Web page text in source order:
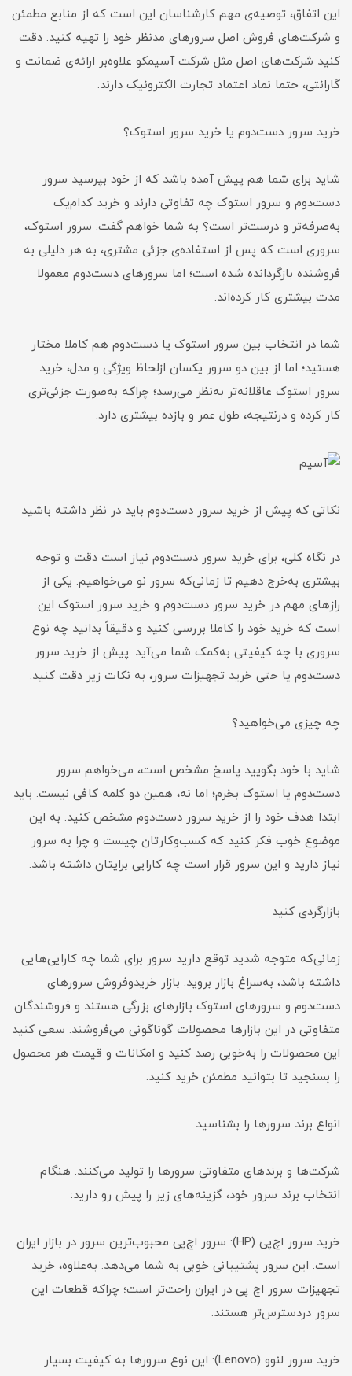
این اتفاق، توصیه‌ی مهم کارشناسان این است که از منابع مطمئن
و شرکت‌های فروش اصل سرور‌های مدنظر خود را تهیه کنید. دقت
کنید شرکت‌های اصل مثل شرکت آسیمکو علاوه‌بر ارائه‌ی ضمانت و
گارانتی، حتما نماد اعتماد تجارت الکترونیک دارند.
خرید سرور دست‌دوم یا خرید سرور استوک؟
شاید برای شما هم پیش آمده باشد که از خود بپرسید سرور
دست‌دوم و سرور استوک چه تفاوتی دارند و خرید کدام‌‌یک
به‌صرفه‌تر و درست‌تر است؟ به شما خواهم گفت. سرور‌ استوک،
سروری است که پس از استفاده‌ی جزئی مشتری، به هر دلیلی به
فروشنده بازگردانده شده است؛ اما سرور‌های دست‌دوم معمولا
مدت بیشتری کار کرده‌اند.
شما در انتخاب بین سرور استوک یا دست‌دوم هم کاملا مختار
هستید؛ اما از بین دو سرور یکسان ازلحاظ ویژگی و مدل، خرید
سرور استوک عاقلانه‌تر به‌نظر می‌رسد؛ چراکه به‌صورت جزئی‌تری
کار کرده و درنتیجه، طول عمر و بازده بیشتری دارد.
نکاتی که پیش از خرید سرور دست‌دوم باید در نظر داشته باشید
در نگاه کلی، برای خرید سرور دست‌دوم نیاز است دقت و توجه
بیشتری به‌خرج دهیم تا زمانی‌که سرور نو می‌خواهیم. یکی از
رازهای مهم در خرید سرور دست‌دوم و خرید سرور استوک این
است که خرید خود را کاملا بررسی کنید و دقیقاً بدانید چه نوع
سروری با چه کیفیتی به‌کمک شما می‌آید. پیش از خرید سرور
دست‌دوم یا حتی خرید تجهیزات سرور، به نکات زیر دقت کنید.
چه چیزی می‌خواهید؟
شاید با خود بگویید پاسخ مشخص است، می‌خواهم سرور
دست‌دوم یا استوک بخرم؛ اما نه، همین دو کلمه کافی نیست. باید
ابتدا هدف خود را از خرید سرور دست‌دوم مشخص کنید. به این
موضوع خوب فکر کنید که کسب‌و‌کارتان چیست و چرا به سرور
نیاز دارید و این سرور قرار است چه کارایی‌ برایتان داشته باشد.
بازارگردی کنید
زمانی‌که متوجه شدید توقع دارید سرور برای شما چه کارایی‌هایی
داشته باشد، به‌سراغ بازار بروید. بازار خریدوفروش سرور‌های
دست‌دوم و سرور‌های استوک بازار‌های بزرگی هستند و فروشندگان
متفاوتی در این بازار‌ها محصولات گوناگونی می‌فروشند. سعی کنید
این محصولات را به‌خوبی رصد کنید و امکانات و قیمت هر محصول
را بسنجید تا بتوانید مطمئن خرید کنید.
انواع برند سرور‌ها را بشناسید
شرکت‌ها و برند‌های متفاوتی سرور‌ها را تولید می‌کنند. هنگام
انتخاب برند سرور خود، گزینه‌های زیر را پیش رو دارید:
خرید سرور اچ‌پی (HP): سرور‌ اچ‌پی محبوب‌ترین سرور در بازار ایران
است. این سرور پشتیبانی خوبی به شما می‌دهد. به‌علاوه، خرید
تجهیزات سرور اچ‌ پی در ایران راحت‌تر است؛ چراکه قطعات این
سرور دردسترس‌تر هستند.
خرید سرور لنوو (Lenovo): این نوع سرور‌ها به کیفیت بسیار